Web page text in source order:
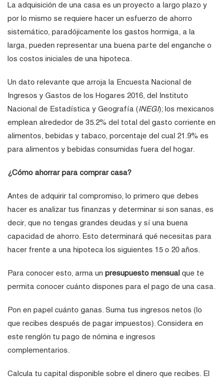
La adquisición de una casa es un proyecto a largo plazo y
por lo mismo se requiere hacer un esfuerzo de ahorro
sistemático, paradójicamente los gastos hormiga, a la
larga, pueden representar una buena parte del enganche o
los costos iniciales de una hipoteca.
Un dato relevante que arroja la Encuesta Nacional de
Ingresos y Gastos de los Hogares 2016, del Instituto
Nacional de Estadística y Geografía (INEGI); los mexicanos
emplean alrededor de 35.2% del total del gasto corriente en
alimentos, bebidas y tabaco, porcentaje del cual 21.9% es
para alimentos y bebidas consumidas fuera del hogar.
¿Cómo ahorrar para comprar casa?
Antes de adquirir tal compromiso, lo primero que debes
hacer es analizar tus finanzas y determinar si son sanas, es
decir, que no tengas grandes deudas y sí una buena
capacidad de ahorro. Esto determinará qué necesitas para
hacer frente a una hipoteca los siguientes 15 o 20 años.
Para conocer esto, arma un presupuesto mensual que te
permita conocer cuánto dispones para el pago de una casa.
Pon en papel cuánto ganas. Suma tus ingresos netos (lo
que recibes después de pagar impuestos). Considera en
este renglón tu pago de nómina e ingresos
complementarios.
Calcula tu capital disponible sobre el dinero que recibes. El